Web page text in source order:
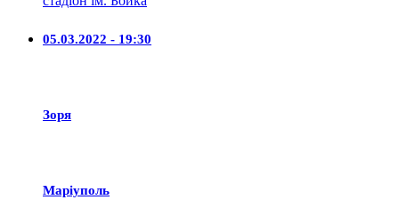
05.03.2022 - 19:30
Зоря
Маріуполь